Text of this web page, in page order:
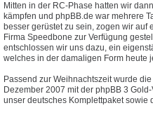
Mitten in der RC-Phase hatten wir
kämpfen und phpBB.de war mehrere
besser gerüstet zu sein, zogen wir auf
Firma Speedbone zur Verfügung
entschlossen wir uns dazu, ein
welches in der damaligen Form heute
Passend zur Weihnachtszeit wurde
Dezember 2007 mit der phpBB 3
unser deutsches Komplettpaket sowie